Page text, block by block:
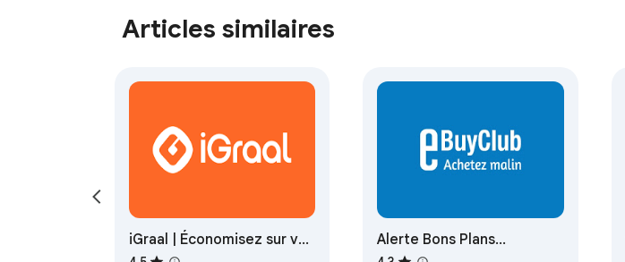
Articles similaires
iGraal | Économisez sur vos
Alerte Bons Plans